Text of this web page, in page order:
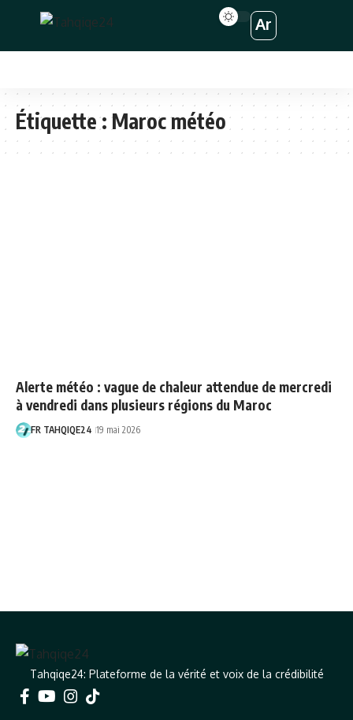
Ar
Étiquette :Maroc météo
Alerte météo : vague de chaleur attendue de mercredi
à vendredi dans plusieurs régions du Maroc
FR TAHQIQE24 19 mai 2026
Tahqiqe24: Plateforme de la vérité et voix de la crédibilité